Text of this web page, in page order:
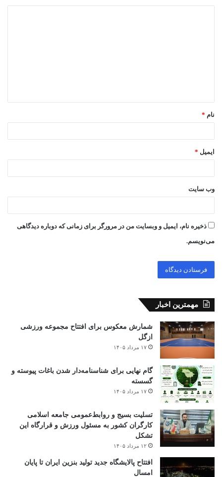
*
نام *
ایمیل *
وب‌ سایت
ذخیره نام، ایمیل و وبسایت من در مرورگر برای زمانی که دوباره دیدگاهی
می‌نویسم.
مهمترین اخبار
شمارش معکوس برای افتتاح مجموعه ورزشی
ازگل
۱۷ مرداد ۱۴۰۵
گام نهایی برای شناسنامه‌دار شدن باغات پیوسته و
گسسته
۱۷ مرداد ۱۴۰۵
تسلیت بسیج و روابط‌عمومی جامعه اسلامی
کارگران کشور به مسئول ورزش و قرارگاه این
تشکل
۱۲ مرداد ۱۴۰۵
افتتاح ‌پالایشگاه جدید تولید بنزین ایران تا پایان
امسال